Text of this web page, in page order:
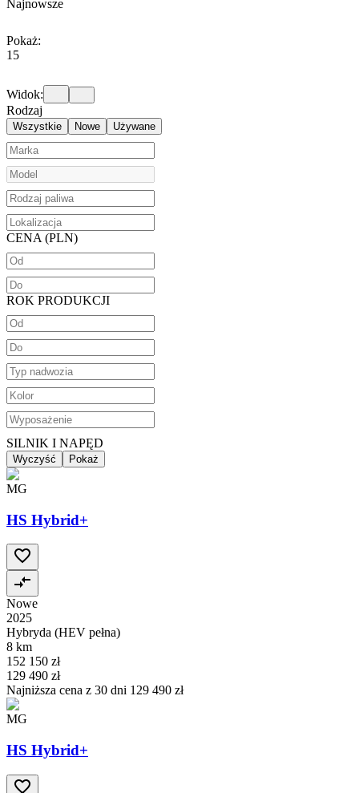
Najnowsze
Pokaż:
15
Widok:
Rodzaj
Wszystkie Nowe Używane
CENA (PLN)
ROK PRODUKCJI
SILNIK I NAPĘD
Wyczyść Pokaż
MG
HS Hybrid+
Nowe
2025
Hybryda (HEV pełna)
8 km
152 150 zł
129 490 zł
Najniższa cena z 30 dni 129 490 zł
MG
HS Hybrid+